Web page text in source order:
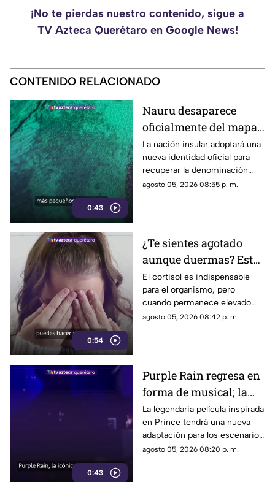
¡No te pierdas nuestro contenido, sigue a
TV Azteca Querétaro en Google News!
CONTENIDO RELACIONADO
0:43
Nauru desaparece
oficialmente del mapa:
el pequeño país cambia
de nombre
La nación insular adoptará una
nueva identidad oficial para
recuperar la denominación
utilizada por sus propios
agosto 05, 2026 08:55 p. m.
0:54
¿Te sientes agotado
aunque duermas? Estos
hábitos pueden ayudar
a regular el cortisol
El cortisol es indispensable
para el organismo, pero
cuando permanece elevado
por largos periodos puede
agosto 05, 2026 08:42 p. m.
0:43
Purple Rain regresa en
forma de musical; la
historia de Prince
llegará renovada
La legendaria película inspirada
en Prince tendrá una nueva
adaptación para los escenarios
con un enfoque distinto al de
agosto 05, 2026 08:20 p. m.